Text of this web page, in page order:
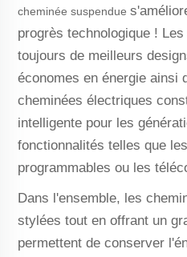
cheminée suspendue
progrès technologique !
toujours de meilleurs
économes en énergie ainsi
cheminées électriques
intelligente pour les
fonctionnalités telles que
programmables ou les
Dans l'ensemble, les
stylées tout en offrant un
permettent de conserver